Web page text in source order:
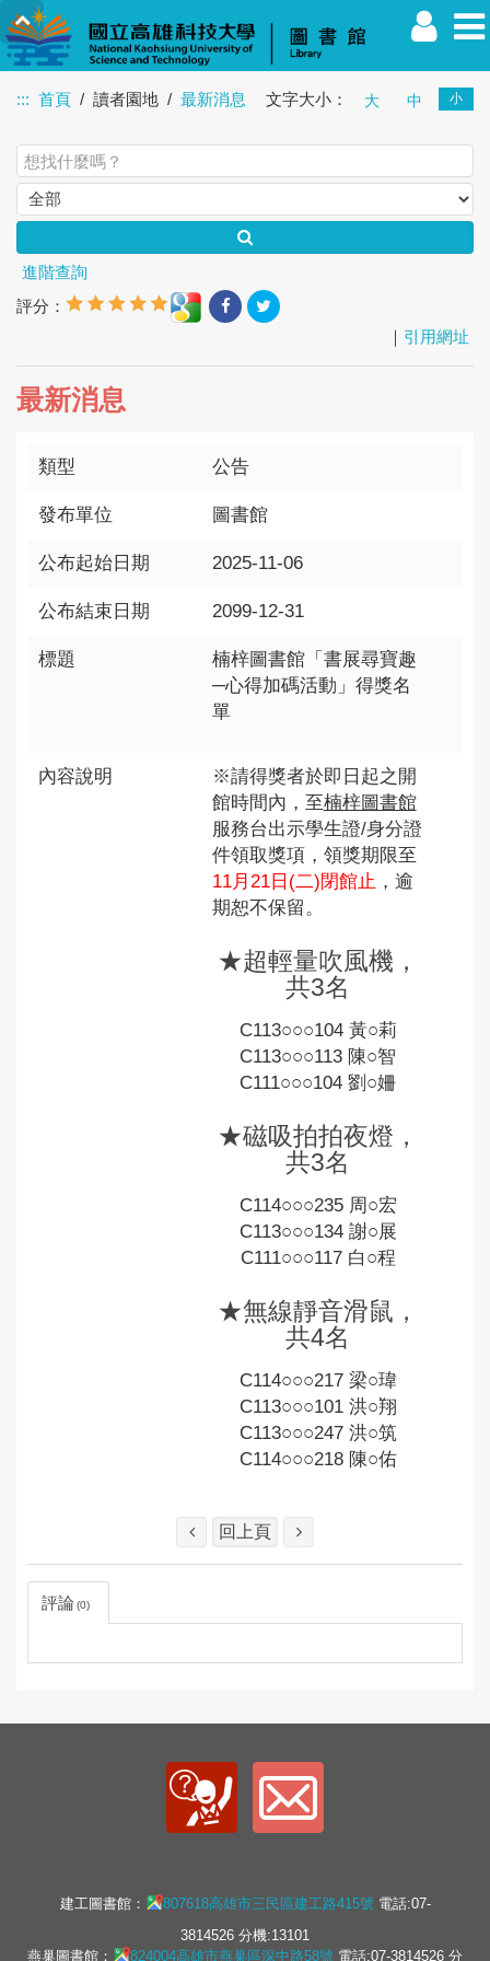
教職員 學生 校友 其他 訪客
::: 首頁 讀者園地 最新消息 文字大小： 大 中 小
進階查詢
評分：
｜ 引用網址
最新消息
類型 公告
發布單位 圖書館
公布起始日期 2025-11-06
公布結束日期 2099-12-31
標題
楠梓圖書館「書展尋寶趣
─心得加碼活動」得獎名
單
內容說明
※請得獎者於即日起之開
館時間內，至楠梓圖書館
服務台出示學生證/身分證
件領取獎項，領獎期限至
11月21日(二)閉館止 ，逾
期恕不保留。
★超輕量吹風機，
共3名
C113○○○104 黃○莉
C113○○○113 陳○智
C111○○○104 劉○姍
★磁吸拍拍夜燈，
共3名
C114○○○235 周○宏
C113○○○134 謝○展
C111○○○117 白○程
★無線靜音滑鼠，
共4名
C114○○○217 梁○瑋
C113○○○101 洪○翔
C113○○○247 洪○筑
C114○○○218 陳○佑
回上頁
評論 0
建工圖書館： 807618高雄市三民區建工路415號電話:07-
3814526 分機:13101
燕巢圖書館：
824004高雄市燕巢區深中路58號 電話:07-3814526 分